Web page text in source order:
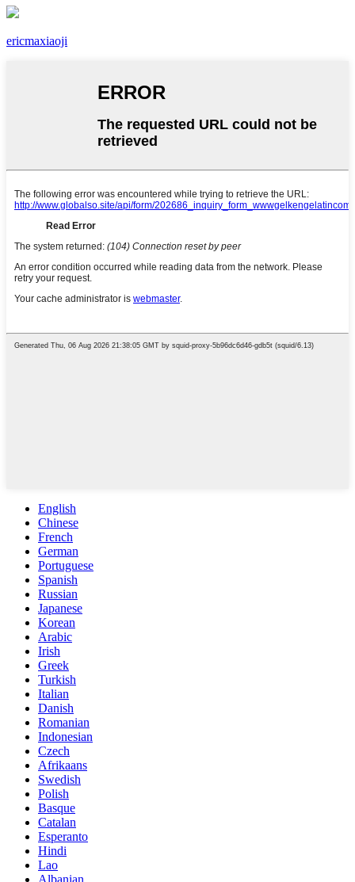
ericmaxiaoji
English
Chinese
French
German
Portuguese
Spanish
Russian
Japanese
Korean
Arabic
Irish
Greek
Turkish
Italian
Danish
Romanian
Indonesian
Czech
Afrikaans
Swedish
Polish
Basque
Catalan
Esperanto
Hindi
Lao